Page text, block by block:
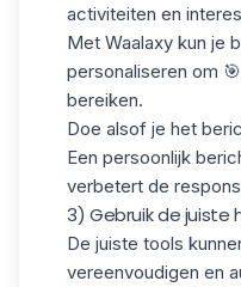
activiteiten en
Met Waalaxy kun je
personaliseren om 🎯
bereiken.
Doe alsof je het
Een persoonlijk
verbetert de
3) Gebruik de juiste
De juiste tools
vereenvoudigen en